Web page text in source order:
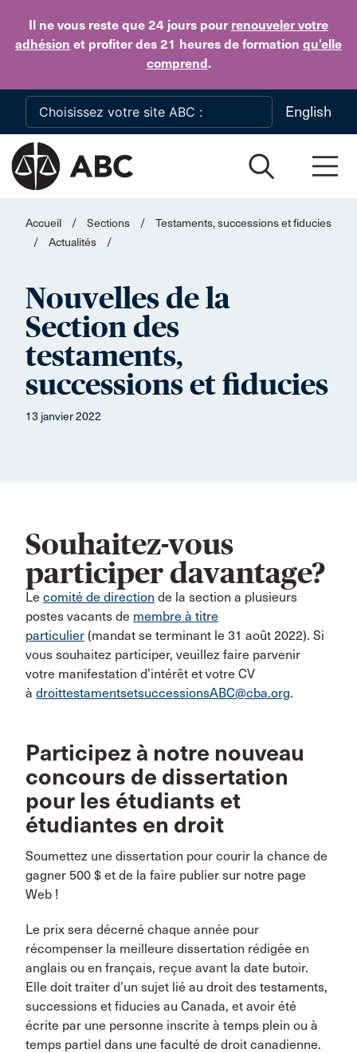
Il ne vous reste que 24 jours pour renouveler votre
adhésion et profiter des 21 heures de formation qu’elle
comprend.
Skip to main content
English
Accueil / Sections /
Testaments, successions et fiducies
/
Actualités /
Nouvelles de la
Section des
testaments,
successions et fiducies
13 janvier 2022
Souhaitez-vous
participer davantage?
Le comité de direction de la section a plusieurs
postes vacants de membre à titre
particulier (mandat se terminant le 31 août 2022). Si
vous souhaitez participer, veuillez faire parvenir
votre manifestation d’intérêt et votre CV
à droittestamentsetsuccessionsABC@cba.org.
Participez à notre nouveau
concours de dissertation
pour les étudiants et
étudiantes en droit
Soumettez une dissertation pour courir la chance de
gagner 500 $ et de la faire publier sur notre page
Web !
Le prix sera décerné chaque année pour
récompenser la meilleure dissertation rédigée en
anglais ou en français, reçue avant la date butoir.
Elle doit traiter d’un sujet lié au droit des testaments,
successions et fiducies au Canada, et avoir été
écrite par une personne inscrite à temps plein ou à
temps partiel dans une faculté de droit canadienne.